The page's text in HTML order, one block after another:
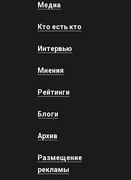
Медиа
Кто есть кто
Интервью
Мнения
Рейтинги
Блоги
Архив
Размещение
рекламы